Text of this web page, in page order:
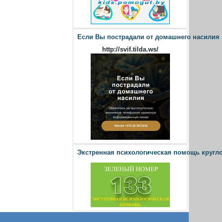
Если Вы пострадали от домашнего насилия
http://svif.tilda.ws/
Экстренная психологическая помощь